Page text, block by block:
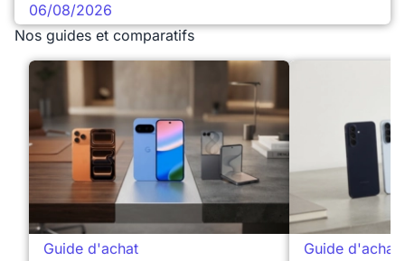
06/08/2026
Nos guides et comparatifs
Guide d'achat Guide d'achat